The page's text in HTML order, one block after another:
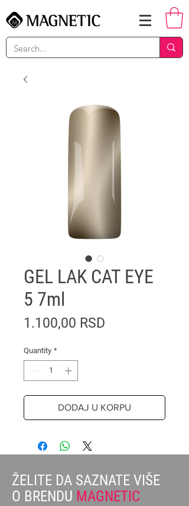
GEL LAK CAT EYE
5 7ml
1.100,00 RSD
Quantity *
DODAJ U KORPU
ŽELITE DA SAZNATE VIŠE
O BRENDU MAGNETIC